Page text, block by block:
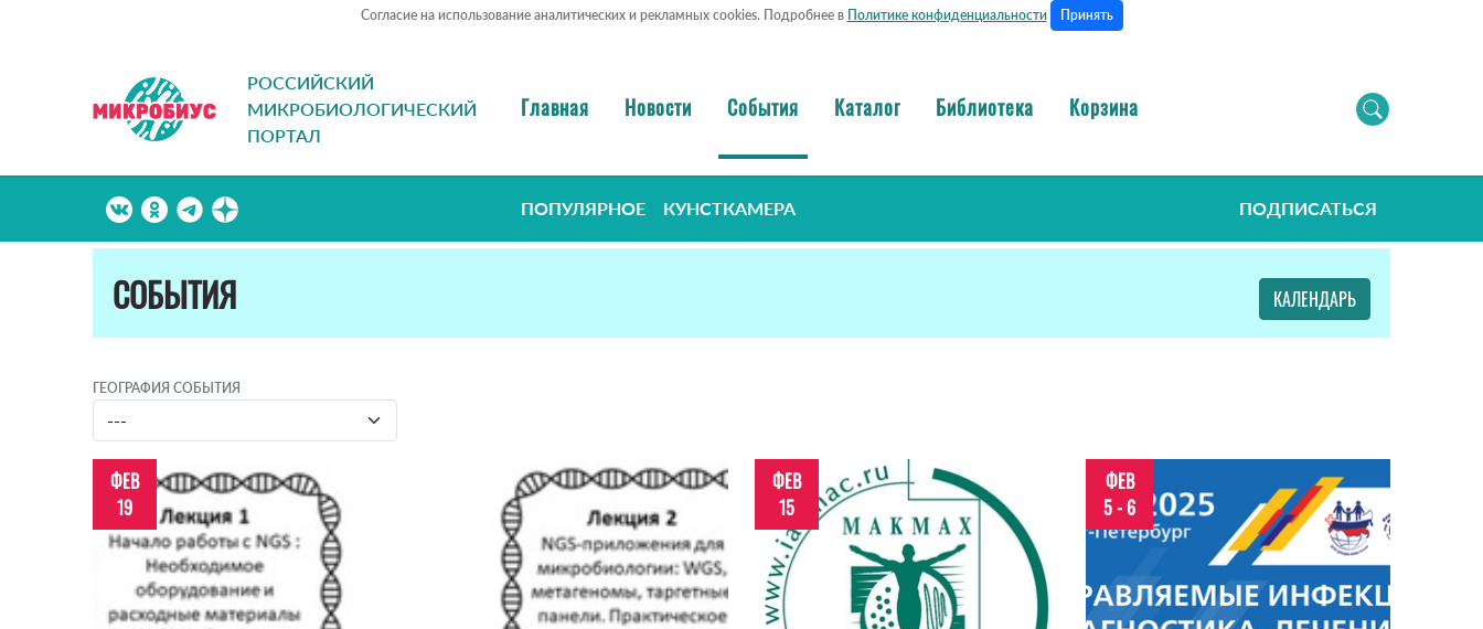
Согласие на использование аналитических и рекламных cookies. Подробнее в Политике конфиденциальности Принять
РОССИЙСКИЙ
МИКРОБИОЛОГИЧЕСКИЙ
ПОРТАЛ
Главная Новости События Каталог Библиотека Корзина
ПОПУЛЯРНОЕ КУНСТКАМЕРА ПОДПИСАТЬСЯ
СОБЫТИЯ КАЛЕНДАРЬ
ГЕОГРАФИЯ СОБЫТИЯ
ФЕВ
19
ФЕВ
15
ФЕВ
5 - 6